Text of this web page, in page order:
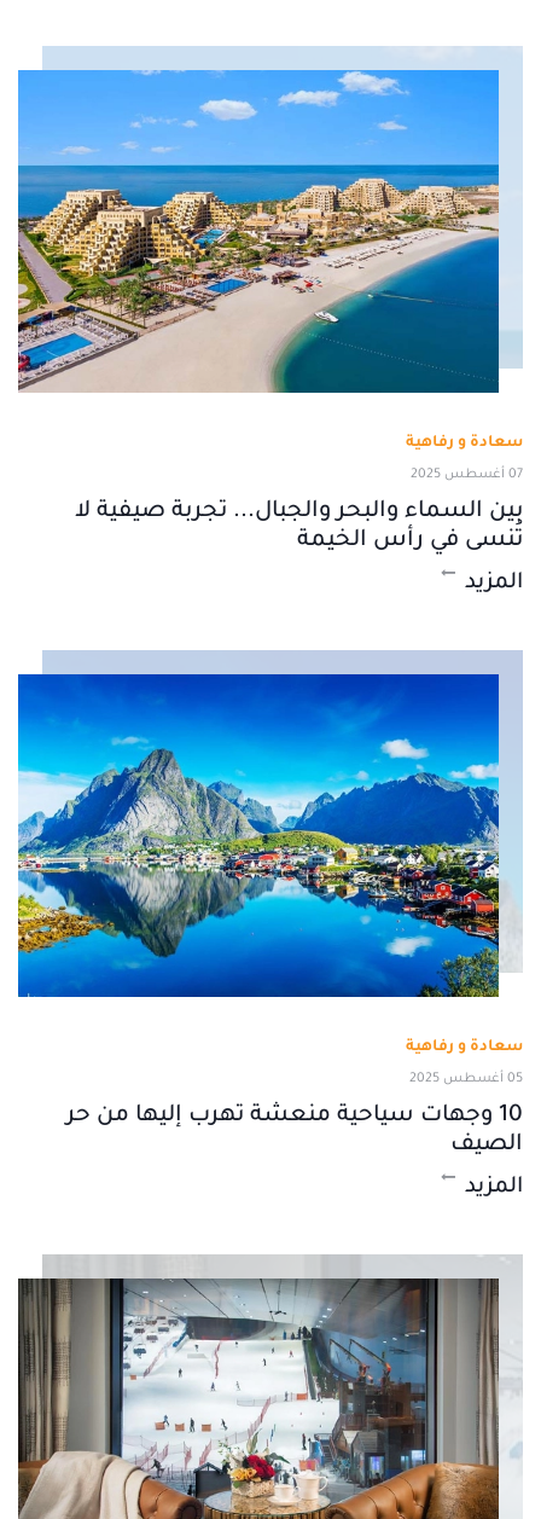
سعادة و رفاهية
07 أغسطس 2025
بين السماء والبحر والجبال... تجربة صيفية لا
تُنسى في رأس الخيمة
المزيد
سعادة و رفاهية
05 أغسطس 2025
10 وجهات سياحية منعشة تهرب إليها من حر
الصيف
المزيد